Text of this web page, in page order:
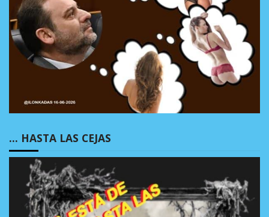
… HASTA LAS CEJAS